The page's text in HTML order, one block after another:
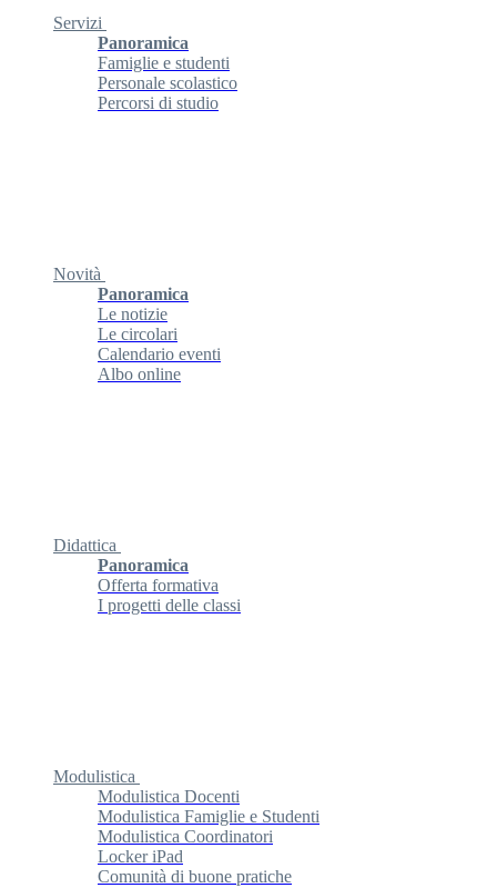
Servizi
Panoramica
Famiglie e studenti
Personale scolastico
Percorsi di studio
Novità
Panoramica
Le notizie
Le circolari
Calendario eventi
Albo online
Didattica
Panoramica
Offerta formativa
I progetti delle classi
Modulistica
Modulistica Docenti
Modulistica Famiglie e Studenti
Modulistica Coordinatori
Locker iPad
Comunità di buone pratiche